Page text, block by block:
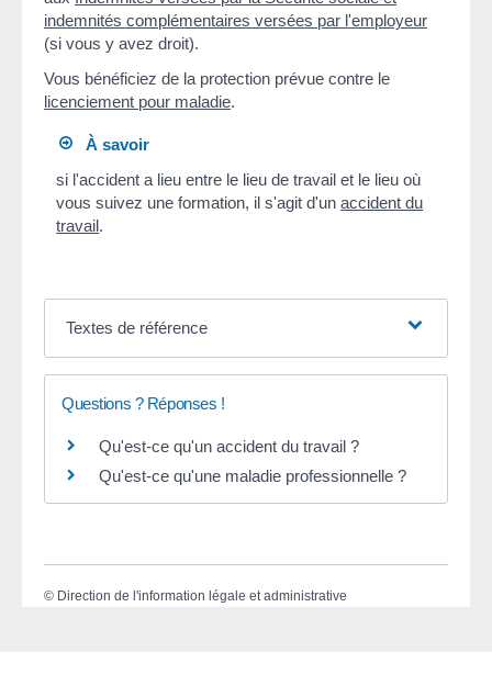
indemnités complémentaires versées par l'employeur
(si vous y avez droit).
Vous bénéficiez de la protection prévue contre le
licenciement pour maladie.
À savoir
si l'accident a lieu entre le lieu de travail et le lieu où
vous suivez une formation, il s'agit d'unaccident du
travail.
Textes de référence
Questions ? Réponses !
Qu'est-ce qu'un accident du travail ?
Qu'est-ce qu'une maladie professionnelle ?
© Direction de l'information légale et administrative